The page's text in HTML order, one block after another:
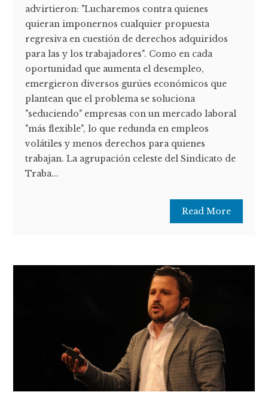
advirtieron: "Lucharemos contra quienes
quieran imponernos cualquier propuesta
regresiva en cuestión de derechos adquiridos
para las y los trabajadores". Como en cada
oportunidad que aumenta el desempleo,
emergieron diversos gurúes económicos que
plantean que el problema se soluciona
"seduciendo" empresas con un mercado laboral
"más flexible", lo que redunda en empleos
volátiles y menos derechos para quienes
trabajan. La agrupación celeste del Sindicato de
Traba...
Read More